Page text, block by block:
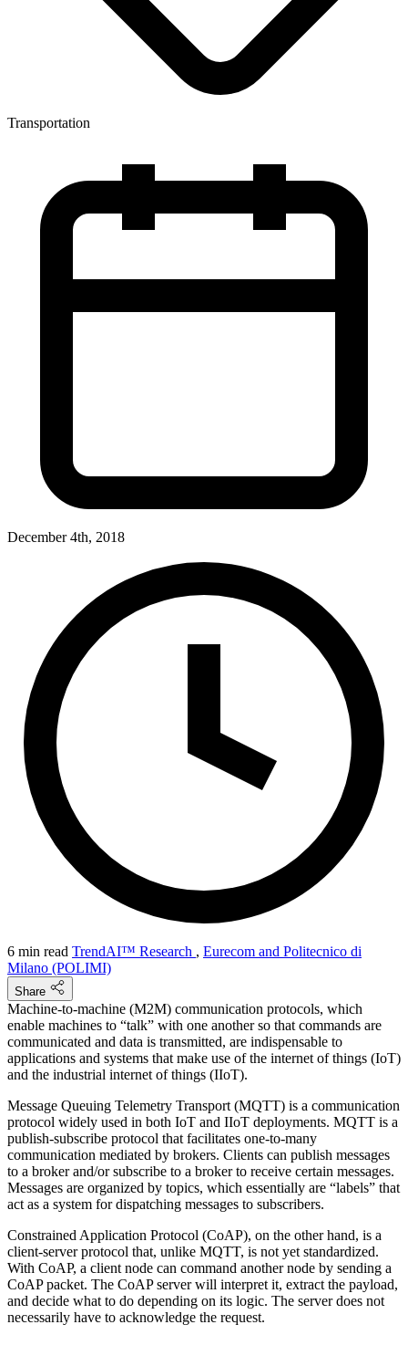
Transportation
December 4th, 2018
6 min read TrendAI™ Research , Eurecom and Politecnico di
Milano (POLIMI)
Share
Machine-to-machine (M2M) communication protocols, which
enable machines to “talk” with one another so that commands are
communicated and data is transmitted, are indispensable to
applications and systems that make use of the internet of things (IoT)
and the industrial internet of things (IIoT).
Message Queuing Telemetry Transport (MQTT) is a communication
protocol widely used in both IoT and IIoT deployments. MQTT is a
publish-subscribe protocol that facilitates one-to-many
communication mediated by brokers. Clients can publish messages
to a broker and/or subscribe to a broker to receive certain messages.
Messages are organized by topics, which essentially are “labels” that
act as a system for dispatching messages to subscribers.
Constrained Application Protocol (CoAP), on the other hand, is a
client-server protocol that, unlike MQTT, is not yet standardized.
With CoAP, a client node can command another node by sending a
CoAP packet. The CoAP server will interpret it, extract the payload,
and decide what to do depending on its logic. The server does not
necessarily have to acknowledge the request.